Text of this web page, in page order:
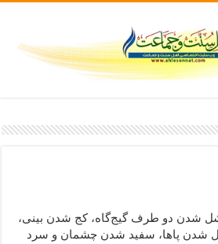
شل شدن دو طرف گیج‌گاه، کج شدن بینی،
شدن پاها، سفید شدن چشمان و سرد